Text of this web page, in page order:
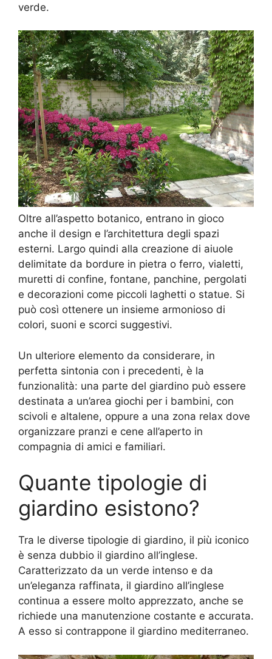
verde.
Oltre all’aspetto botanico, entrano in gioco
anche il design e l’architettura degli spazi
esterni. Largo quindi alla creazione di aiuole
delimitate da bordure in pietra o ferro, vialetti,
muretti di confine, fontane, panchine, pergolati
e decorazioni come piccoli laghetti o statue. Si
può così ottenere un insieme armonioso di
colori, suoni e scorci suggestivi.
Un ulteriore elemento da considerare, in
perfetta sintonia con i precedenti, è la
funzionalità: una parte del giardino può essere
destinata a un’area giochi per i bambini, con
scivoli e altalene, oppure a una zona relax dove
organizzare pranzi e cene all’aperto in
compagnia di amici e familiari.
Quante tipologie di
giardino esistono?
Tra le diverse tipologie di giardino, il più iconico
è senza dubbio il giardino all’inglese.
Caratterizzato da un verde intenso e da
un’eleganza raffinata, il giardino all’inglese
continua a essere molto apprezzato, anche se
richiede una manutenzione costante e accurata.
A esso si contrappone il giardino mediterraneo.